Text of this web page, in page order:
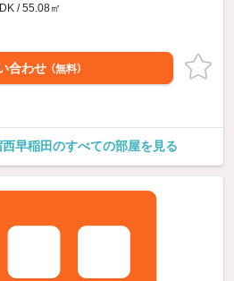
/ 55.08㎡
合わせ （無料）
早稲田のすべての部屋を見る